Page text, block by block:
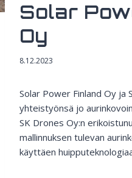
Solar
Oy
8.12.2023
Solar Power Finland Oy ja
yhteistyönsä jo
SK Drones Oy:n
mallinnuksen tulevan
käyttäen